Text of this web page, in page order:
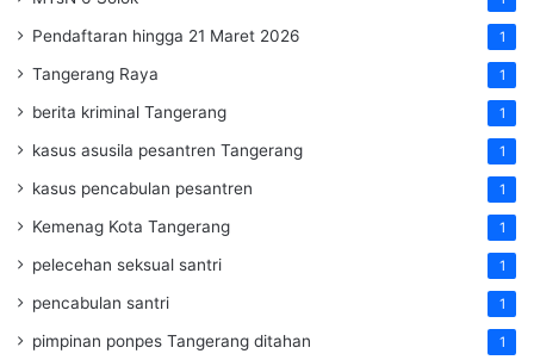
Pendaftaran hingga 21 Maret 2026 1
Tangerang Raya 1
berita kriminal Tangerang 1
kasus asusila pesantren Tangerang 1
kasus pencabulan pesantren 1
Kemenag Kota Tangerang 1
pelecehan seksual santri 1
pencabulan santri 1
pimpinan ponpes Tangerang ditahan 1